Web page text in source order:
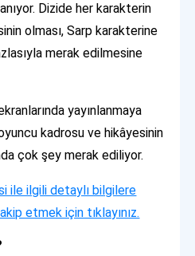
Dizide her karakterin
olması, Sarp karakterine
merak edilmesine
yayınlanmaya
kadrosu ve hikâyesinin
çok şey merak ediliyor.
ile ilgili detaylı bilgilere
etmek için tıklayınız.